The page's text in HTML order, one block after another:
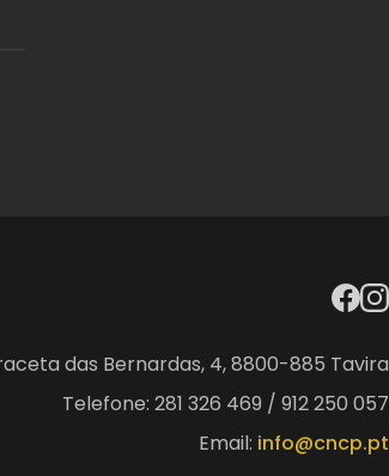
das Bernardas, 4, 8800-885 Tavira
Telefone: 281 326 469 / 912 250 057
Email: info@cncp.pt